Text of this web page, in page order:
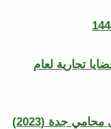
تجارية لعام
جدة (2023)